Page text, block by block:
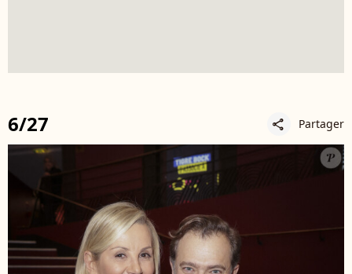
6/27 share Partager